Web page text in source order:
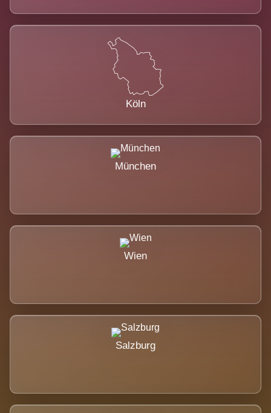
Köln
München
Wien
Salzburg